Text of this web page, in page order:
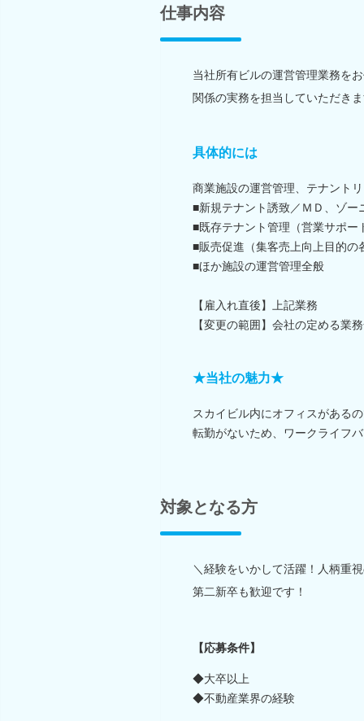
仕事内容
当社所有ビルの運営管理業務を
関係の実務を担当していただき
具体的には
商業施設の運営管理、テナント
■新規テナント誘致／ＭＤ、ゾ
■既存テナント管理（営業サポ
■販売促進（集客売上向上目的
■ほか施設の運営管理全般
【雇入れ直後】上記業務
【変更の範囲】会社の定める業
★当社の魅力★
スカイビル内にオフィスがある
転勤がないため、ワークライフ
対象となる方
＼経験をいかして活躍！人柄
第二新卒も歓迎です！
【応募条件】
◆大卒以上
◆不動産業界の経験